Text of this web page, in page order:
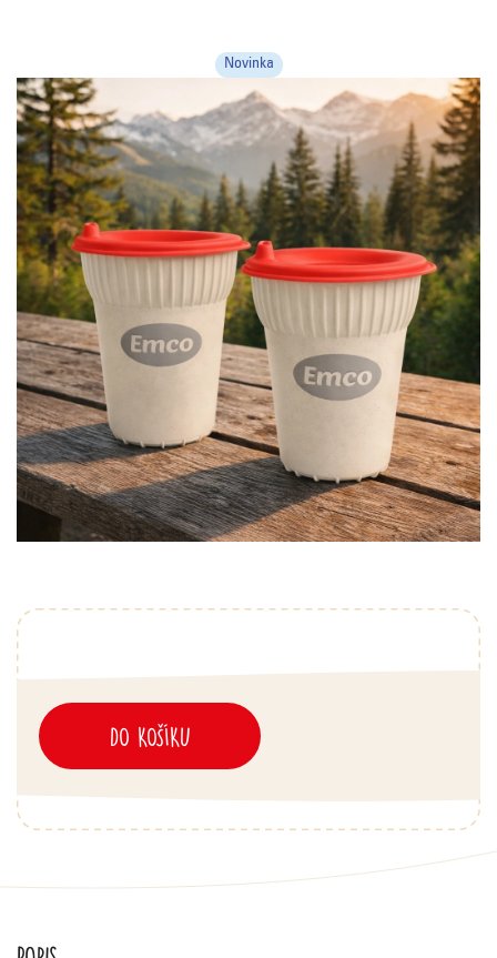
DO KOŠÍKU
Novinka